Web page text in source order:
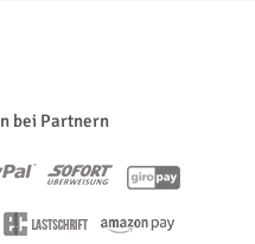
bei Partnern